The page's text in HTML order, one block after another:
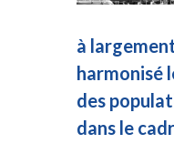
à
harmonisé
des
dans le